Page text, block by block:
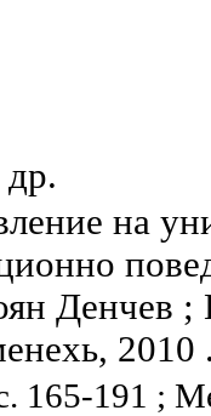
на
Денчев
2010
165-191 ;